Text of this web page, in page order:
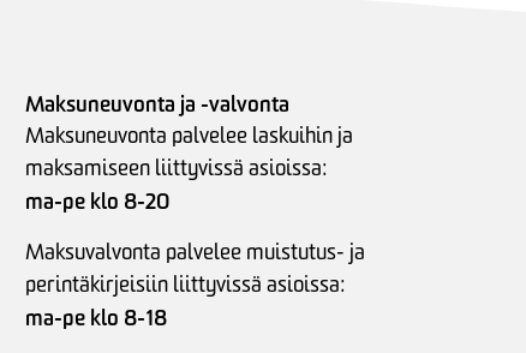
Maksuneuvonta ja -valvonta
Maksuneuvonta palvelee laskuihin ja
maksamiseen liittyvissä asioissa:
ma-pe klo 8-20
Maksuvalvonta palvelee muistutus- ja
perintäkirjeisiin liittyvissä asioissa:
ma-pe klo 8-18